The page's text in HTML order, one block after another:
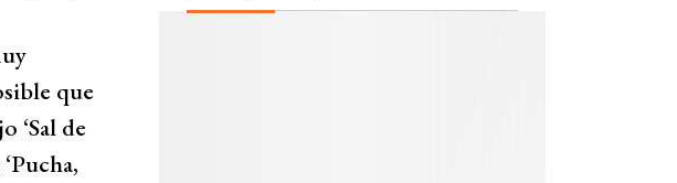
que
‘Sal de